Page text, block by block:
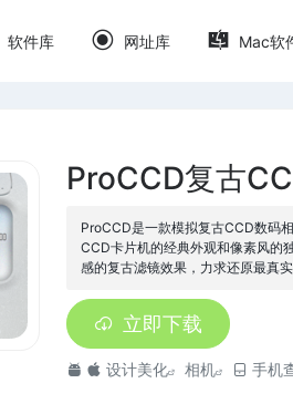
软件库 网址库 Mac软
ProCCD复古
ProCCD是一款模拟复古CCD数码
CCD卡片机的经典外观和像素风的
感的复古滤镜效果，力求还原最真
立即下载
设计美化 相机 手机